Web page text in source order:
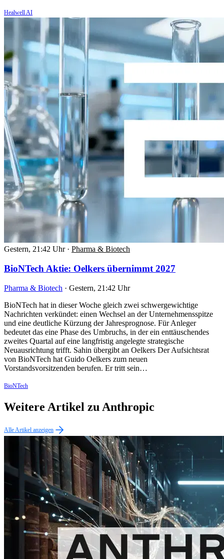
Healwell AI
Gestern, 21:42 Uhr · Pharma & Biotech
BioNTech Aktie: Oelkers übernimmt 2027
Pharma & Biotech · Gestern, 21:42 Uhr
BioNTech hat in dieser Woche gleich zwei schwergewichtige
Nachrichten verkündet: einen Wechsel an der Unternehmensspitze
und eine deutliche Kürzung der Jahresprognose. Für Anleger
bedeutet das eine Phase des Umbruchs, in der ein enttäuschendes
zweites Quartal auf eine langfristig angelegte strategische
Neuausrichtung trifft. Sahin übergibt an Oelkers Der Aufsichtsrat
von BioNTech hat Guido Oelkers zum neuen
Vorstandsvorsitzenden berufen. Er tritt sein…
BioNTech
Weitere Artikel zu Anthropic
Alle Artikel anzeigen